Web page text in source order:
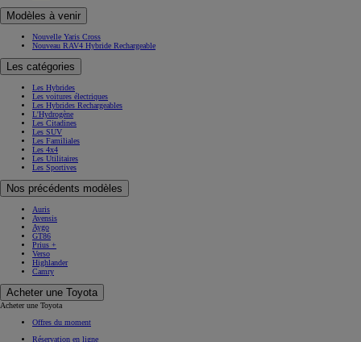
Modèles à venir
Nouvelle Yaris Cross
Nouveau RAV4 Hybride Rechargeable
Les catégories
Les Hybrides
Les voitures électriques
Les Hybrides Rechargeables
L'Hydrogène
Les Citadines
Les SUV
Les Familiales
Les 4x4
Les Utilitaires
Les Sportives
Nos précédents modèles
Auris
Avensis
Aygo
GT86
Prius +
Verso
Highlander
Camry
Acheter une Toyota
Acheter une Toyota
Offres du moment
Réservation en ligne